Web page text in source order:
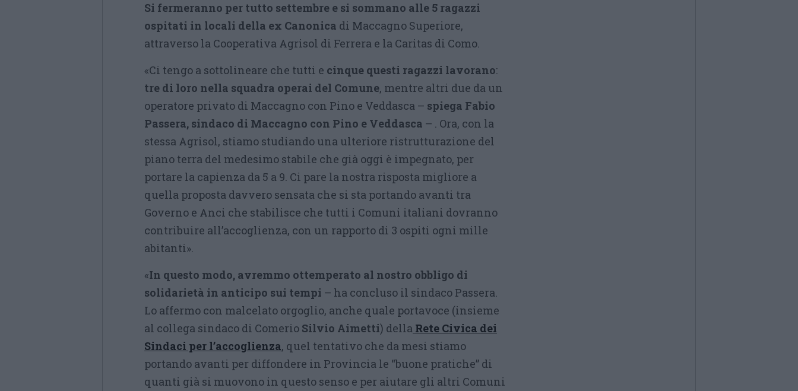
Si fermeranno per tutto settembre e si sommano alle 5 ragazzi
ospitati in locali della ex Canonica di Maccagno Superiore,
attraverso la Cooperativa Agrisol di Ferrera e la Caritas di Como.
«Ci tengo a sottolineare che tutti e cinque questi ragazzi lavorano:
tre di loro nella squadra operai del Comune, mentre altri due da un
operatore privato di Maccagno con Pino e Veddasca – spiega Fabio
Passera, sindaco di Maccagno con Pino e Veddasca – . Ora, con la
stessa Agrisol, stiamo studiando una ulteriore ristrutturazione del
piano terra del medesimo stabile che già oggi è impegnato, per
portare la capienza da 5 a 9. Ci pare la nostra risposta migliore a
quella proposta davvero sensata che si sta portando avanti tra
Governo e Anci che stabilisce che tutti i Comuni italiani dovranno
contribuire all’accoglienza, con un rapporto di 3 ospiti ogni mille
abitanti».
«In questo modo, avremmo ottemperato al nostro obbligo di
solidarietà in anticipo sui tempi – ha concluso il sindaco Passera.
Lo affermo con malcelato orgoglio, anche quale portavoce (insieme
al collega sindaco di Comerio Silvio Aimetti) della Rete Civica dei
Sindaci per l’accoglienza, quel tentativo che da mesi stiamo
portando avanti per diffondere in Provincia le “buone pratiche” di
quanti già si muovono in questo senso e per aiutare gli altri Comuni